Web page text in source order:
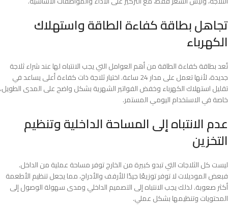
تجاهل بطاقة كفاءة الطاقة واستهلاك
الكهرباء
تُعد بطاقة كفاءة الطاقة من أهم العوامل التي يجب الانتباه لها عند شراء ثلاجة
جديدة، لأنها تعمل على مدار 24 ساعة. اختيار ثلاجة ذات كفاءة أعلى يساعد في
تقليل استهلاك الكهرباء وخفض الفواتير الشهرية بشكل واضح على المدى الطويل،
خاصة في الاستخدام اليومي المستمر.
عدم الانتباه إلى المساحة الداخلية وتنظيم
التخزين
ليست كل الثلاجات التي تبدو كبيرة من الخارج توفر مساحة عملية من الداخل.
فبعض الموديلات لا توفر توزيعًا جيدًا للأرفف والأدراج، مما يجعل تنظيم الأطعمة
أكثر صعوبة. لذلك يجب الانتباه إلى التصميم الداخلي ومدى سهولة الوصول إلى
المحتويات وتنظيمها بشكل عملي.